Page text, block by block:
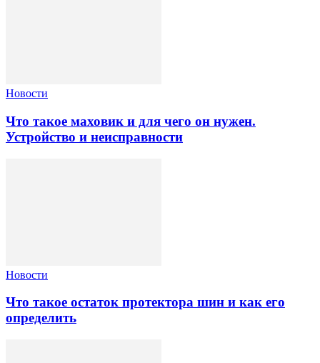
Новости
Что такое маховик и для чего он нужен.
Устройство и неисправности
Новости
Что такое остаток протектора шин и как его
определить